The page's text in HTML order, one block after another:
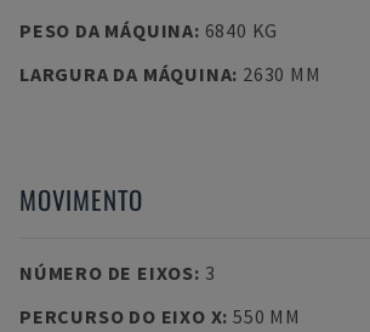
PESO DA MÁQUINA: 6840 KG
LARGURA DA MÁQUINA: 2630 MM
MOVIMENTO
NÚMERO DE EIXOS: 3
PERCURSO DO EIXO X: 550 MM